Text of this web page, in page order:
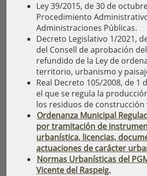
Ley 39/2015, de 30 de
Procedimiento
Administraciones Públicas.
Decreto Legislativo 1/2021,
del Consell de aprobación
refundido de la Ley de
territorio, urbanismo y
Real Decreto 105/2008, de 1
el que se regula la
los residuos de construcción
Ordenanza Municipal
por tramitación de
urbanística, licencias,
actuaciones de carácter
Normas Urbanísticas del
Vicente del Raspeig.